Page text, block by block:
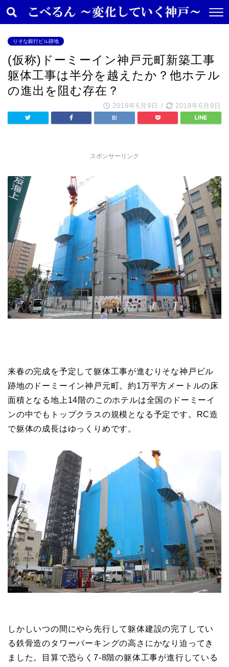
りそな銀行ビル跡地
(仮称)ドーミーイン神戸元町新築工事
躯体工事は半分を越えたか？他ホテル
の進出を阻む存在？
2019年6月9日 / 2019年6月9日
スポンサーリンク
来春の完成を予定して躯体工事が進むりそな神戸ビル
跡地のドーミーイン神戸元町。約1万平方メートルの床
面積となる地上14階のこのホテルは全国のドーミーイ
ンの中でもトップクラスの規模となる予定です。RC造
で躯体の成長はゆっくりめです。
しかしいつの間にやら先行して躯体建設の完了してい
る鉄骨造のタワーパーキングの高さにかなり迫ってき
ました。目算で恐らく7-8階の躯体工事が進行している